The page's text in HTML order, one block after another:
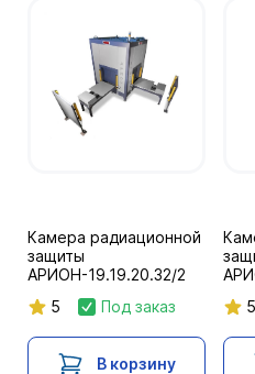
Камера радиационной
защиты
АРИОН-19.19.20.32/2
5
Под заказ
В корзину
5